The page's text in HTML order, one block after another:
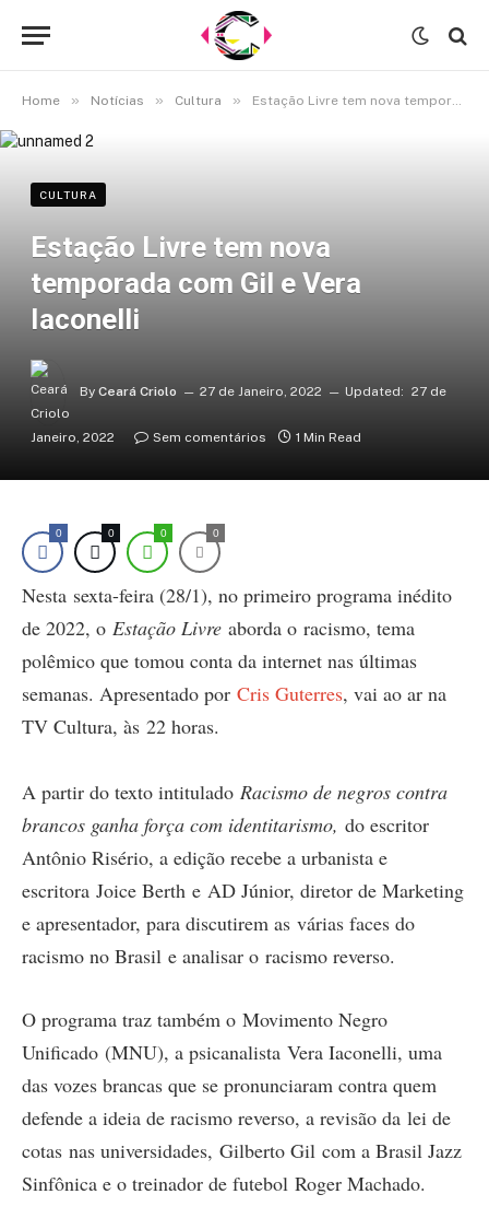
Home » Notícias » Cultura » Estação Livre tem nova temporada com Gil e Vera Iaconelli
CULTURA
Estação Livre tem nova
temporada com Gil e Vera
Iaconelli
By Ceará Criolo 27 de Janeiro, 2022 Updated: 27 de
Janeiro, 2022 Sem comentários 1 Min Read
0 0 0 0
Nesta sexta-feira (28/1), no primeiro programa inédito
de 2022, o Estação Livre aborda o racismo, tema
polêmico que tomou conta da internet nas últimas
semanas. Apresentado por Cris Guterres, vai ao ar na
TV Cultura, às 22 horas.
A partir do texto intitulado Racismo de negros contra
brancos ganha força com identitarismo, do escritor
Antônio Risério, a edição recebe a urbanista e
escritora Joice Berth e AD Júnior, diretor de Marketing
e apresentador, para discutirem as várias faces do
racismo no Brasil e analisar o racismo reverso.
O programa traz também o Movimento Negro
Unificado (MNU), a psicanalista Vera Iaconelli, uma
das vozes brancas que se pronunciaram contra quem
defende a ideia de racismo reverso, a revisão da lei de
cotas nas universidades, Gilberto Gil com a Brasil Jazz
Sinfônica e o treinador de futebol Roger Machado.